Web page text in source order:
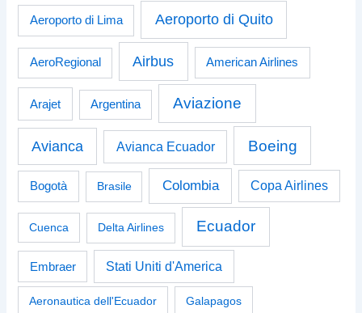
Aeroporto di Lima Aeroporto di Quito
AeroRegional Airbus American Airlines
Arajet Argentina Aviazione
Avianca Avianca Ecuador Boeing
Bogotà Brasile Colombia Copa Airlines
Cuenca Delta Airlines Ecuador
Embraer Stati Uniti d'America
Aeronautica dell'Ecuador Galapagos